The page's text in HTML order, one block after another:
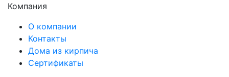
Компания
О компании
Контакты
Дома из кирпича
Сертификаты